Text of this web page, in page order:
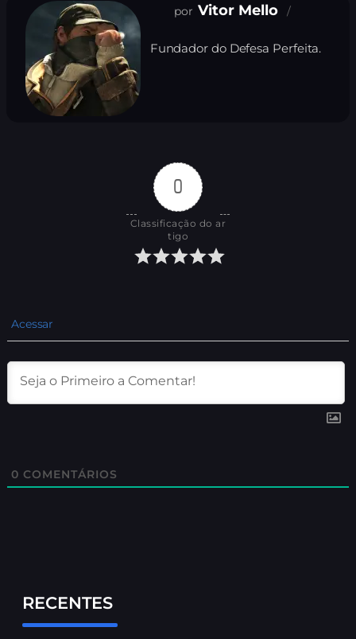
Vitor Mello
Fundador do Defesa Perfeita.
0
Classificação do ar
tigo
Acessar
0 COMENTÁRIOS
RECENTES